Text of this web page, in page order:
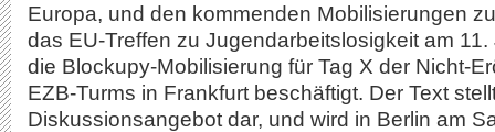
Europa, und den kommenden Mobilisierungen
das EU-Treffen zu Jugendarbeitslosigkeit am 11.
die Blockupy-Mobilisierung für Tag X der Nicht-
EZB-Turms in Frankfurt beschäftigt. Der Text
Diskussionsangebot dar, und wird in Berlin am